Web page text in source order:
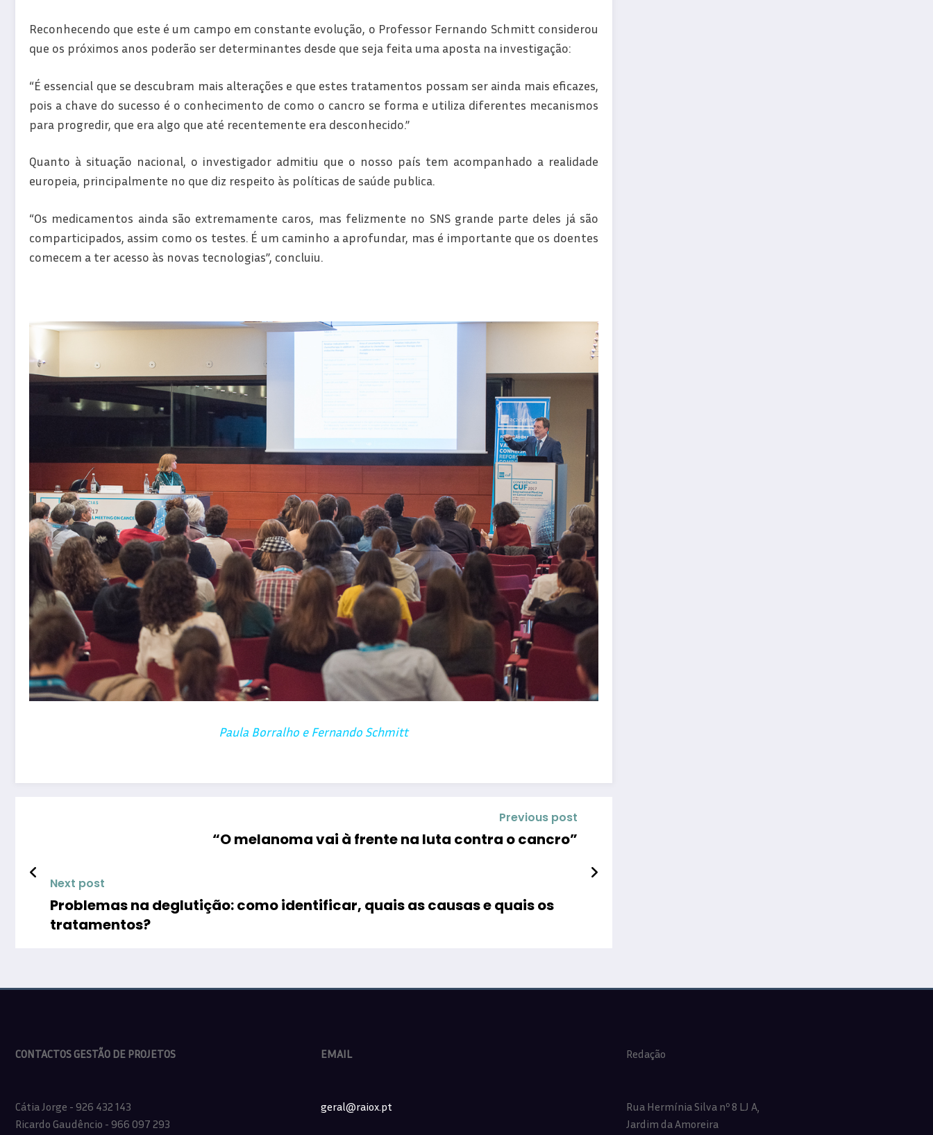
Reconhecendo que este é um campo em constante evolução, o Professor Fernando Schmitt considerou
que os próximos anos poderão ser determinantes desde que seja feita uma aposta na investigação:
“É essencial que se descubram mais alterações e que estes tratamentos possam ser ainda mais eficazes,
pois a chave do sucesso é o conhecimento de como o cancro se forma e utiliza diferentes mecanismos
para progredir, que era algo que até recentemente era desconhecido.”
Quanto à situação nacional, o investigador admitiu que o nosso país tem acompanhado a realidade
europeia, principalmente no que diz respeito às políticas de saúde publica.
“Os medicamentos ainda são extremamente caros, mas felizmente no SNS grande parte deles já são
comparticipados, assim como os testes. É um caminho a aprofundar, mas é importante que os doentes
comecem a ter acesso às novas tecnologias”, concluiu.
Paula Borralho e Fernando Schmitt
Previous post
“O melanoma vai à frente na luta contra o cancro”
Next post
Problemas na deglutição: como identificar, quais as causas e quais os
tratamentos?
CONTACTOS GESTÃO DE PROJETOS
Cátia Jorge - 926 432 143
Ricardo Gaudêncio - 966 097 293
EMAIL
geral@raiox.pt
Redação
Rua Hermínia Silva nº 8 LJ A,
Jardim da Amoreira